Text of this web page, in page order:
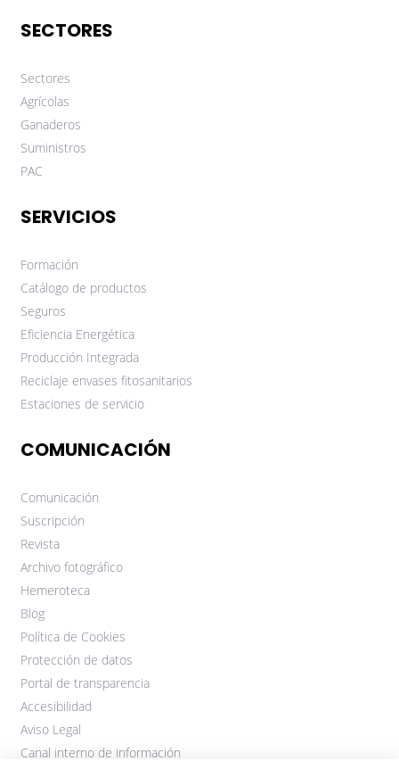
SECTORES
Sectores
Agrícolas
Ganaderos
Suministros
PAC
SERVICIOS
Formación
Catálogo de productos
Seguros
Eficiencia Energética
Producción Integrada
Reciclaje envases fitosanitarios
Estaciones de servicio
COMUNICACIÓN
Comunicación
Suscripción
Revista
Archivo fotográfico
Hemeroteca
Blog
Política de Cookies
Protección de datos
Portal de transparencia
Accesibilidad
Aviso Legal
Canal interno de información